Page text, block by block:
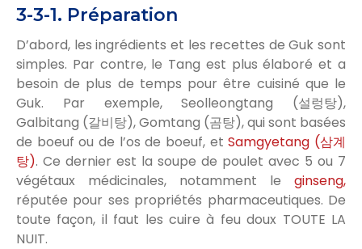
3-3-1. Préparation
D’abord, les ingrédients et les recettes de Guk sont
simples. Par contre, le Tang est plus élaboré et a
besoin de plus de temps pour être cuisiné que le
Guk. Par exemple, Seolleongtang (설렁탕),
Galbitang (갈비탕), Gomtang (곰탕), qui sont basées
de boeuf ou de l’os de boeuf, etSamgyetang (삼계
탕). Ce dernier est la soupe de poulet avec 5 ou 7
végétaux médicinales, notamment le ginseng,
réputée pour ses propriétés pharmaceutiques. De
toute façon, il faut les cuire à feu doux TOUTE LA
NUIT.